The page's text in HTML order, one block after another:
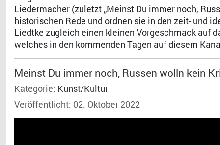
Liedermacher (zuletzt „Meinst Du immer noch,
historischen Rede und ordnen sie in den zeit- und
Liedtke zugleich einen kleinen Vorgeschmack auf
welches in den kommenden Tagen auf diesem
Meinst Du immer noch, Russen wolln kein
Kategorie: Kunst/Kultur
Veröffentlicht: 02. Oktober 2022